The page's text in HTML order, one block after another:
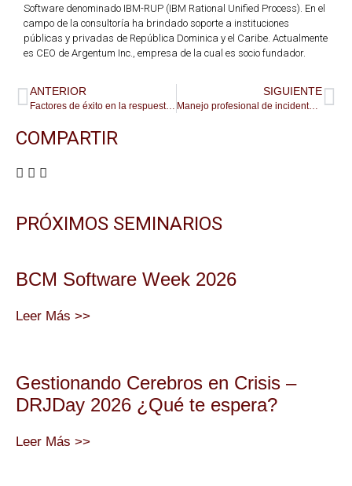
Software denominado IBM-RUP (IBM Rational Unified Process). En el
campo de la consultoría ha brindado soporte a instituciones
públicas y privadas de República Dominica y el Caribe. Actualmente
es CEO de Argentum Inc., empresa de la cual es socio fundador.
ANTERIOR
Factores de éxito en la respuesta a la contingencia por Covid19 en Dirección General de Impuestos Internos (DGII) República Dominicana
SIGUIENTE
Manejo profesional de incidentes y crisis – Aplicado a caso COVID-19
COMPARTIR
PRÓXIMOS SEMINARIOS
BCM Software Week 2026
Leer Más >>
Gestionando Cerebros en Crisis –
DRJDay 2026 ¿Qué te espera?
Leer Más >>